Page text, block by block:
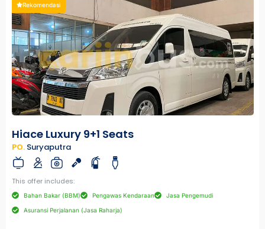
Rekomendasi
Hiace Luxury 9+1 Seats
PO. Suryaputra
This offer includes:
Bahan Bakar (BBM) Pengawas Kendaraan Jasa Pengemudi
Asuransi Perjalanan (Jasa Raharja)